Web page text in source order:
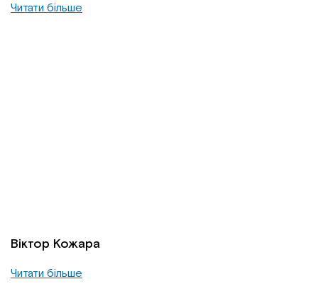
Читати більше
Віктор Кожара
Читати більше